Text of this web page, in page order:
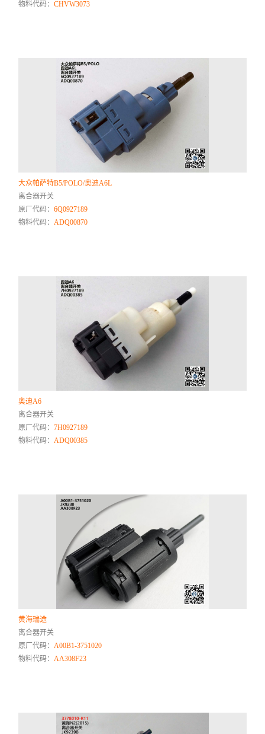
物料代码：CHVW3073
大众帕萨特B5/POLO/奥迪A6L
离合器开关
原厂代码：6Q0927189
物料代码： ADQ00870
奥迪A6
离合器开关
原厂代码：7H0927189
物料代码： ADQ00385
黄海瑞途
离合器开关
原厂代码： A00B1-3751020
物料代码： AA308F23